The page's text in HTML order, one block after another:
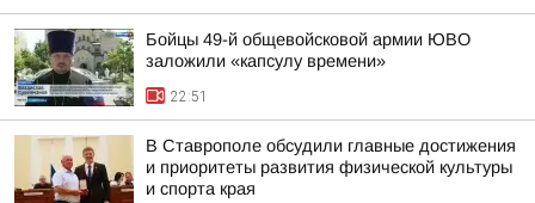
Бойцы 49-й общевойсковой армии ЮВО
заложили «капсулу времени»
22:51
В Ставрополе обсудили главные достижения
и приоритеты развития физической культуры
и спорта края